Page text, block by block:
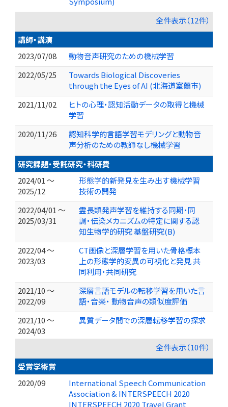
全件表示（12件）
講師・講演
2023/07/08
動物音声研究のための機械学習
2022/05/25
Towards Biological Discoveries
through the Eyes of AI (北海道室蘭市)
2021/11/02
ヒトの心理・認知活動データの取得と機械
学習
2020/11/26
認知科学的言語学習モデリングと動物音
声分析のための教師なし機械学習
研究課題・受託研究・科研費
2024/01 ～
2025/12
形態学的新発見を生み出す機械学習
技術の開発
2022/04/01 ～
2025/03/31
霊長類発声学習を維持する同期・同
調・伝染メカニズムの特定に関する認
知生物学的研究 基盤研究(B)
2022/04 ～
2023/03
CT画像と深層学習を用いた骨格標本
上の形態学的変異の可視化と発見 共
同利用・共同研究
2021/10 ～
2022/09
深層言語モデルの転移学習を用いた言
語・音楽・ 動物音声の類似度評価
2021/10 ～
2024/03
異質データ間での深層転移学習の探求
全件表示（10件）
受賞学術賞
2020/09
International Speech Communication
Association & INTERSPEECH 2020
INTERSPEECH 2020 Travel Grant